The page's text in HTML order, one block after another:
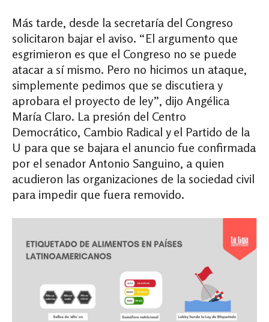
Más tarde, desde la secretaría del Congreso
solicitaron bajar el aviso. “El argumento que
esgrimieron es que el Congreso no se puede
atacar a sí mismo. Pero no hicimos un ataque,
simplemente pedimos que se discutiera y
aprobara el proyecto de ley”, dijo Angélica
María Claro. La presión del Centro
Democrático, Cambio Radical y el Partido de la
U para que se bajara el anuncio fue confirmada
por el senador Antonio Sanguino, a quien
acudieron las organizaciones de la sociedad civil
para impedir que fuera removido.